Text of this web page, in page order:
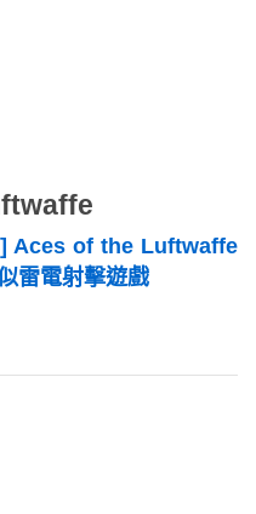
Aces of the Luftwaffe
雷電射擊遊戲